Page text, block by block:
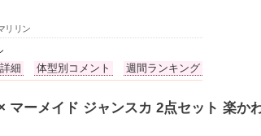
リリン
細 体型別コメント 週間ランキング
ーメイド ジャンスカ 2点セット 楽か